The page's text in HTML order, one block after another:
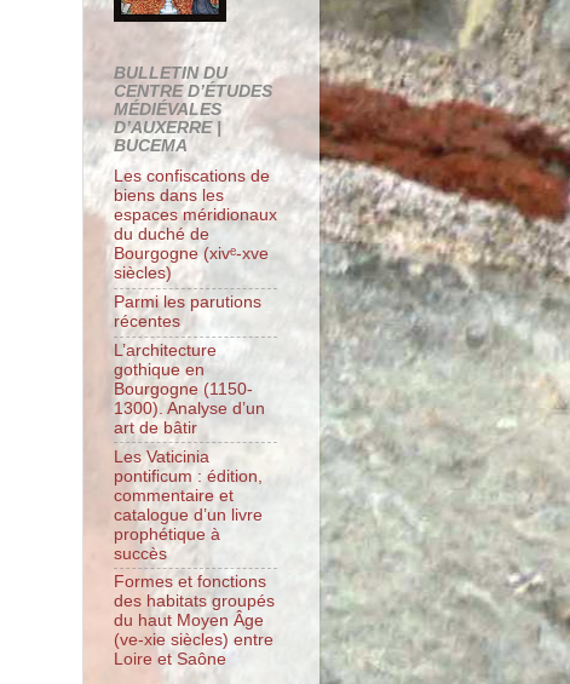
BULLETIN DU
CENTRE D’ÉTUDES
MÉDIÉVALES
D’AUXERRE |
BUCEMA
Les confiscations de
biens dans les
espaces méridionaux
du duché de
Bourgogne (xivᵉ-xve
siècles)
Parmi les parutions
récentes
L’architecture
gothique en
Bourgogne (1150-
1300). Analyse d’un
art de bâtir
Les Vaticinia
pontificum : édition,
commentaire et
catalogue d’un livre
prophétique à
succès
Formes et fonctions
des habitats groupés
du haut Moyen Âge
(ve-xie siècles) entre
Loire et Saône